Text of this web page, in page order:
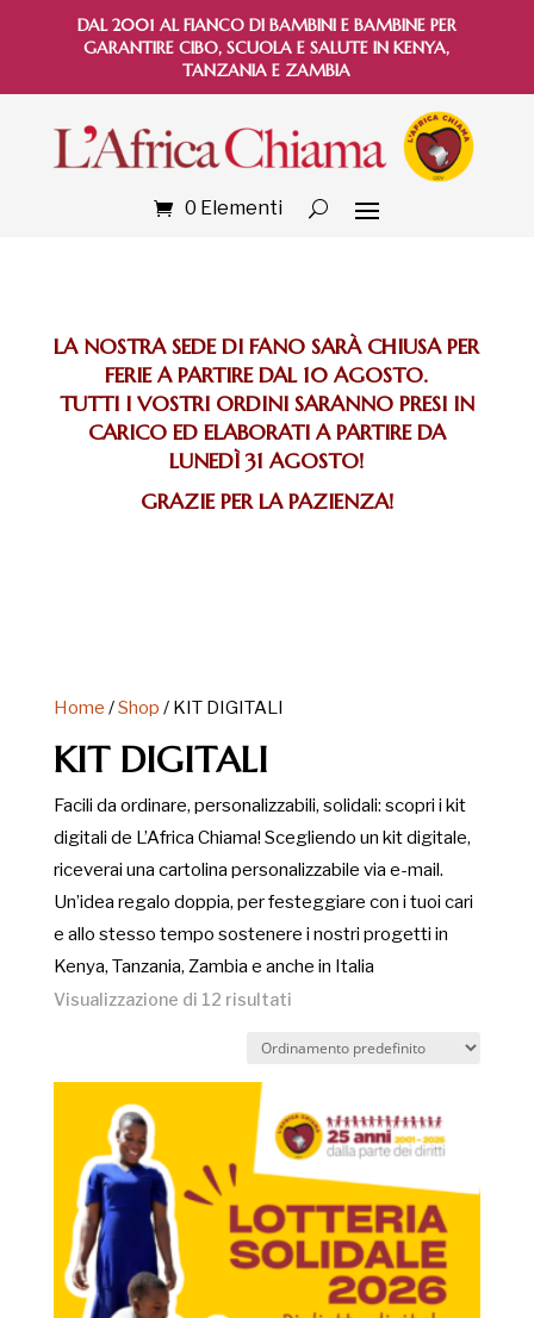
DAL 2001 AL FIANCO DI BAMBINI E BAMBINE PER
GARANTIRE CIBO, SCUOLA E SALUTE IN KENYA,
TANZANIA E ZAMBIA
0 Elementi
LA NOSTRA SEDE DI FANO SARÀ CHIUSA PER
FERIE A PARTIRE DAL 10 AGOSTO.
TUTTI I VOSTRI ORDINI SARANNO PRESI IN
CARICO ED ELABORATI A PARTIRE DA
LUNEDÌ 31 AGOSTO!
GRAZIE PER LA PAZIENZA!
Home /Shop / KIT DIGITALI
KIT DIGITALI
Facili da ordinare, personalizzabili, solidali: scopri i kit
digitali de L’Africa Chiama! Scegliendo un kit digitale,
riceverai una cartolina personalizzabile via e-mail.
Un’idea regalo doppia, per festeggiare con i tuoi cari
e allo stesso tempo sostenere i nostri progetti in
Kenya, Tanzania, Zambia e anche in Italia
Visualizzazione di 12 risultati